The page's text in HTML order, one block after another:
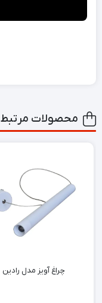
محصولات مرتبط
چراغ آویز مدل رادین